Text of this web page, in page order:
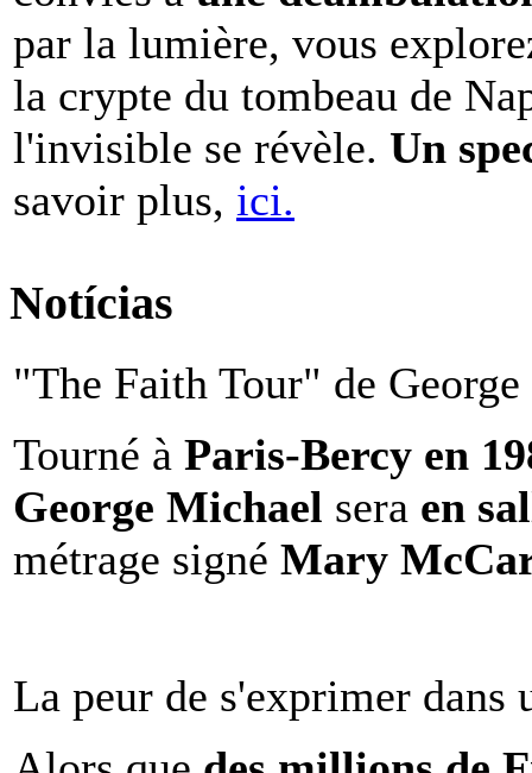
par la lumière, vous
la crypte du tombeau de
l'invisible se révèle. Un
savoir plus, ici.
Notícias
"The Faith Tour" de
Tourné à Paris-Bercy en
George Michael sera en
métrage signé Mary
La peur de s'exprimer dans